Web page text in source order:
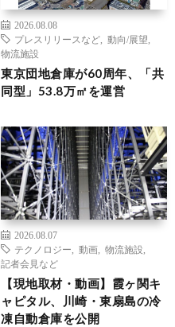
2026.08.08
プレスリリースなど
動向/展望
物流施設
東京団地倉庫が60周年、「共
同型」53.8万㎡を運営
2026.08.07
テクノロジー
動画 物流施設
記者会見など
【現地取材・動画】霞ヶ関キ
ャピタル、川崎・東扇島の冷
凍自動倉庫を公開